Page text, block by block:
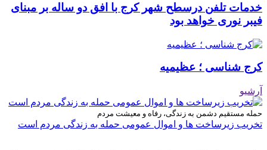
خدمات تلفن درسطح شهر کرج با افق دو ساله بر مبنای
فیبر نوری خواهد بود
کرج شناسی ؛ عظیمیه
آرشیو
حمله مستقیم دشمن به زندگی، رفاه و معیشت مردم
تخریب زیرساخت ها و اموال عمومی حمله به زندگی مردم است